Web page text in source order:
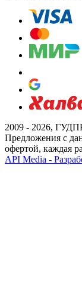
2009 - 2026,
Предложения с
офертой, каждая
API Media -